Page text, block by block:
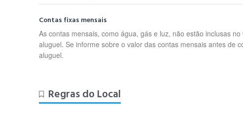
Contas fixas mensais
As contas mensais, como água, gás e luz, não estão inclusas no
aluguel. Se informe sobre o valor das contas mensais antes de
aluguel.
Regras do Local